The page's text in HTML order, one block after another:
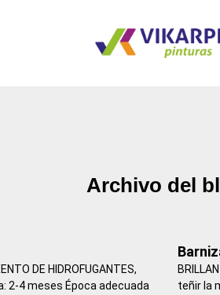
Archivo del
DE HIDROFUGANTES,
2-4 meses Época adecuada
teñir la